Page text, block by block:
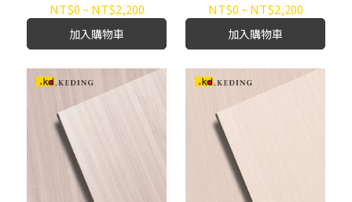
NT$0~NT$2,200
加入購物車
NT$0~NT$2,200
加入購物車